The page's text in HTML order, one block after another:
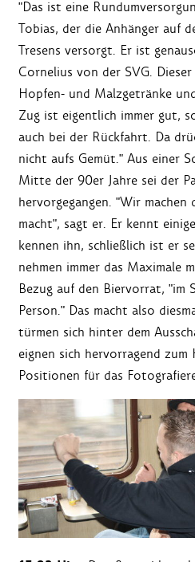
"Das ist eine
Tobias, der die Anhänger auf
Tresens versorgt. Er ist
Cornelius von der SVG.
Hopfen- und Malzgetränke
Zug ist eigentlich immer gut,
auch bei der Rückfahrt. Da
nicht aufs Gemüt." Aus einer
Mitte der 90er Jahre sei der
hervorgegangen. "Wir machen
macht", sagt er. Er kennt
kennen ihn, schließlich ist er
nehmen immer das Maximale
Bezug auf den Biervorrat,
Person." Das macht also
türmen sich hinter dem
eignen sich hervorragend
Positionen für das